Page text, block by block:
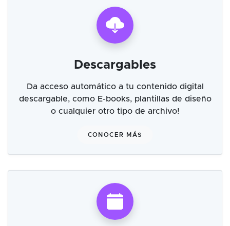
Descargables
Da acceso automático a tu contenido digital
descargable, como E-books, plantillas de diseño
o cualquier otro tipo de archivo!
CONOCER MÁS